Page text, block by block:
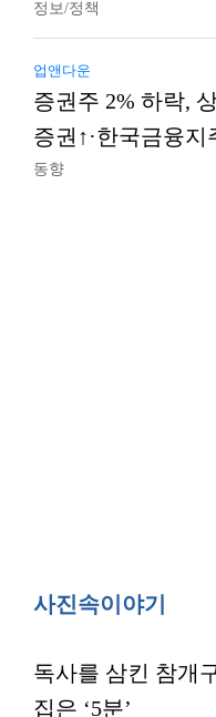
정보/정책
업앤다운
증권주 2% 하락,
증권↑·한국금융지
동향
사진속이야기
독사를 삼킨 참개
집은 ‘5분’